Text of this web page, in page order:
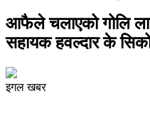
आफैले चलाएको गोलि
सहायक हवल्दार के
इगल खबर